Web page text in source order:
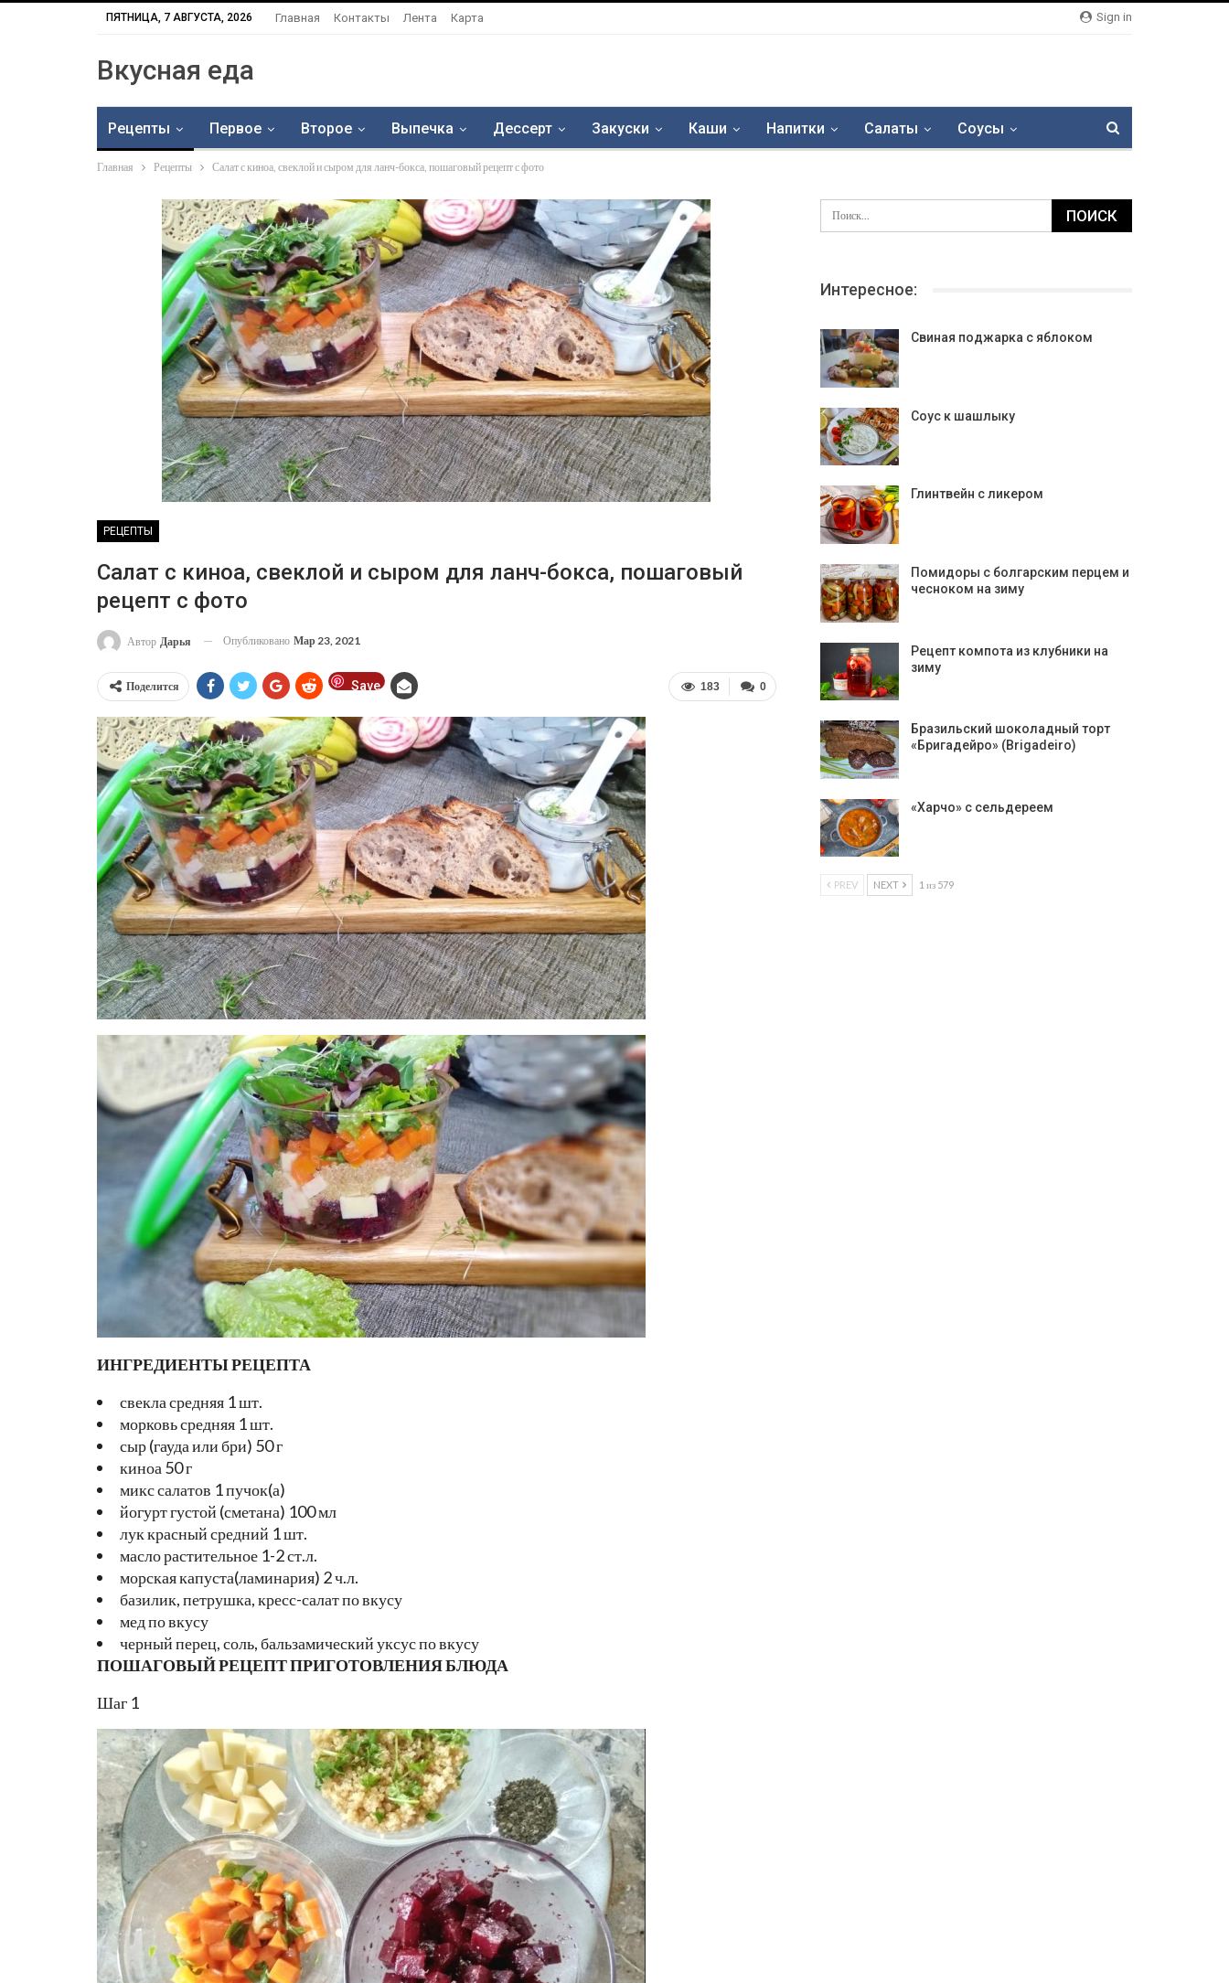
Sign in
ПЯТНИЦА, 7 АВГУСТА, 2026 Главная Контакты Лента Карта
Вкусная еда
Рецепты Первое Второе Выпечка Дессерт Закуски Каши Напитки Салаты Соусы
Главная Рецепты Салат с киноа, свеклой и сыром для ланч-бокса, пошаговый рецепт с фото
РЕЦЕПТЫ
Салат с киноа, свеклой и сыром для ланч-бокса, пошаговый
рецепт с фото
Автор Дарья Опубликовано Мар 23, 2021
0
183
Поделится Save
ИНГРЕДИЕНТЫ РЕЦЕПТА
свекла средняя 1 шт.
морковь средняя 1 шт.
сыр (гауда или бри) 50 г
киноа 50 г
микс салатов 1 пучок(а)
йогурт густой (сметана) 100 мл
лук красный средний 1 шт.
масло растительное 1-2 ст.л.
морская капуста(ламинария) 2 ч.л.
базилик, петрушка, кресс-салат по вкусу
мед по вкусу
черный перец, соль, бальзамический уксус по вкусу
ПОШАГОВЫЙ РЕЦЕПТ ПРИГОТОВЛЕНИЯ БЛЮДА
Шаг 1
Интересное:
Свиная поджарка с яблоком
Соус к шашлыку
Глинтвейн с ликером
Помидоры с болгарским перцем и
чесноком на зиму
Рецепт компота из клубники на
зиму
Бразильский шоколадный торт
«Бригадейро» (Brigadeiro)
«Харчо» с сельдереем
PREV NEXT 1 из 579